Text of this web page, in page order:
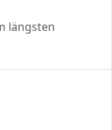
längsten